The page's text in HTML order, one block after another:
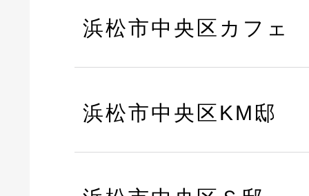
浜松市中央区カフェ
浜松市中央区KM邸